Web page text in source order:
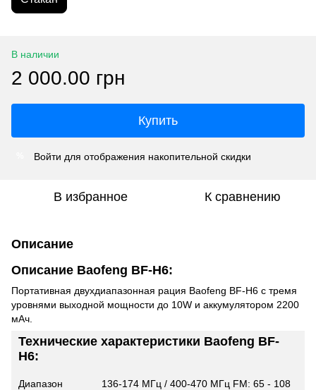
В наличии
2 000.00 грн
Купить
Войти для отображения накопительной скидки
В избранное К сравнению
Описание
Описание Baofeng BF-H6:
Портативная двухдиапазонная рация Baofeng BF-H6 с тремя
уровнями выходной мощности до 10W и аккумулятором 2200
мАч.
Технические характеристики Baofeng BF-
H6:
Диапазон
136-174 МГц / 400-470 МГц FM: 65 - 108